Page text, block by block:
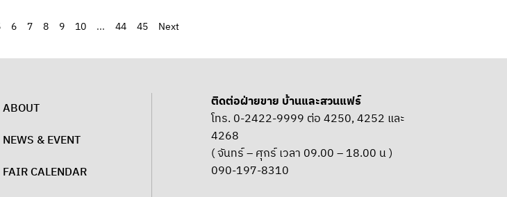
6 7 8 9 10 ... 44 45
ABOUT
NEWS & EVENT
FAIR CALENDAR
ติดต่อฝ่ายขาย บ้านและสวนแฟร์
โทร. 0-2422-9999 ต่อ 4250, 4252 และ
4268
( จันทร์ – ศุกร์ เวลา 09.00 – 18.00 น )
090-197-8310